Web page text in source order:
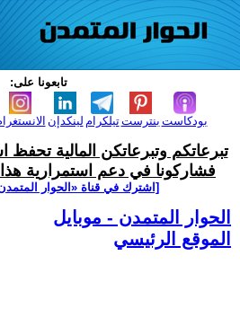
تابعونا على:
لينكدإن تيلكرامبنترست بودكاست
تبرعاتكم وتبرعاتكن المالية تحفظ
فشاركونا في دعم استمرارية هذا
[اشترك في قناة ‫«الحوار
الحوار المتمدن - موبايل
الموقع الرئيسي